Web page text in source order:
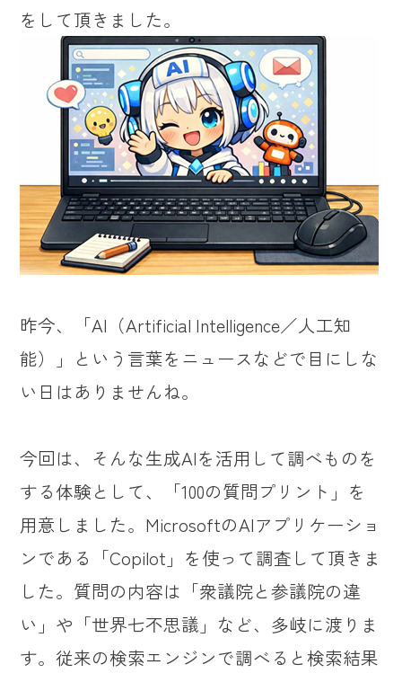
をして頂きました。
昨今、「AI（Artificial Intelligence／人工知
能）」という言葉をニュースなどで目にしな
い日はありませんね。
今回は、そんな生成AIを活用して調べものを
する体験として、「100の質問プリント」を
用意しました。MicrosoftのAIアプリケーショ
ンである「Copilot」を使って調査して頂きま
した。質問の内容は「衆議院と参議院の違
い」や「世界七不思議」など、多岐に渡りま
す。従来の検索エンジンで調べると検索結果